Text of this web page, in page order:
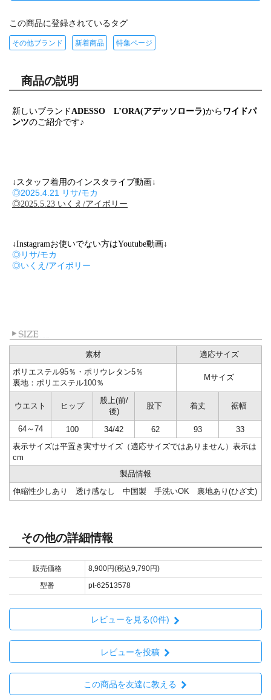
この商品に登録されているタグ
その他ブランド 新着商品 特集ページ
商品の説明
新しいブランド ADESSO L’ORA(アデッソローラ)から ワイドパ
ンツのご紹介です♪
↓スタッフ着用のインスタライブ動画↓
◎2025.4.21 リサ/モカ
◎2025.5.23 いくえ/アイボリー
↓Instagramお使いでない方はYoutube動画↓
◎リサ/モカ
◎いくえ/アイボリー
素材
適応サイズ
ポリエステル95％・ポリウレタン5％
裏地：ポリエステル100％
Mサイズ
ウエスト ヒップ
股上(前/
後)
股下 着丈 裾幅
64～74 100 34/42 62 93
33
表示サイズは平置き実寸サイズ（適応サイズではありません）表示は
cm
製品情報
伸縮性少しあり 透け感なし 中国製 手洗いOK 裏地あり(ひざ丈)
その他の詳細情報
販売価格
8,900円(税込9,790円)
型番
pt-62513578
レビューを見る(0件)
レビューを投稿
この商品を友達に教える